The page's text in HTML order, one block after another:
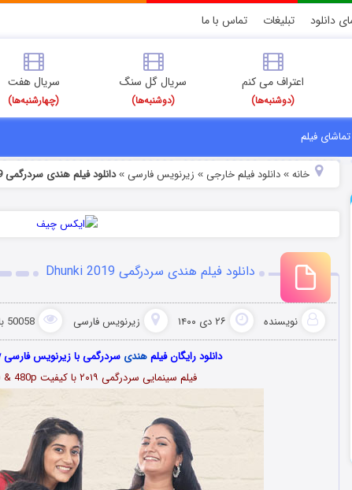
دانلود تبلیغات تماس با ما
اعتراف می کنم
(دوشنبه‌ها)
سریال گل سنگ
(دوشنبه‌ها)
سریال هفت
(چهارشنبه‌ها)
تماشای فیلم
خانه» دانلود فیلم خارجی » زیرنویس فارسی »دانلود فیلم هندی سردرگمی Dhunki 2019
دانلود فیلم هندی سردرگمی Dhunki 2019
نویسنده ۲۶ دی ۱۴۰۰ زیرنویس فارسی 50058 بازدید
دانلود رایگان فیلمهندی سردرگمی با زیرنویس فارسی Dhunki 2019 BluRay
فیلم سینمایی سردرگمی ۲۰۱۹ با کیفیت 1080p & 720p & 480p